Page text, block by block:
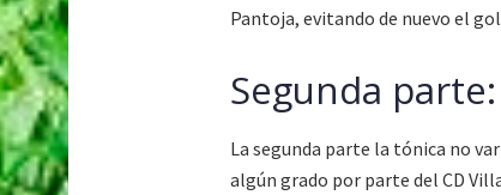
Pantoja, evitando de nuevo el
Segunda
La segunda parte la tónica no
algún grado por parte del CD